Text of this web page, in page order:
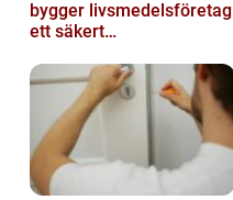
bygger livsmedelsföretag
ett säkert